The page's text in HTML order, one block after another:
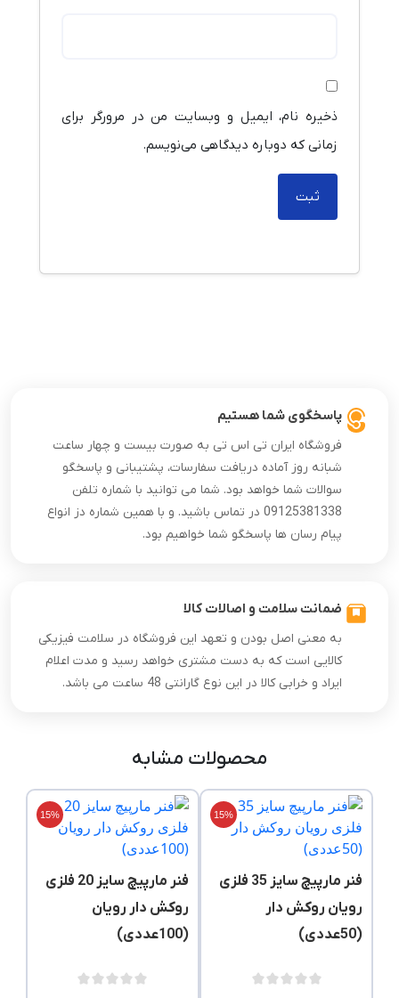
ذخیره نام، ایمیل و وبسایت من در مرورگر برای
زمانی که دوباره دیدگاهی می‌نویسم.
پاسخگوی شما هستیم
فروشگاه ایران تی اس تی به صورت بیست و چهار ساعت
شبانه روز آماده دریافت سفارسات، پشتیبانی و پاسخگو
سوالات شما خواهد بود. شما می توانید با شماره تلفن
09125381338 در تماس باشید. و با همین شماره دز انواع
پیام رسان ها پاسخگو شما خواهیم بود.
ضمانت سلامت و اصالات کالا
به معنی اصل بودن و تعهد این فروشگاه در سلامت فیزیکی
کالایی است که به دست مشتری خواهد رسید و مدت اعلام
ایراد و خرابی کالا در این نوع گارانتی 48 ساعت می باشد.
محصولات مشابه
15%
فنر مارپیچ سایز 35 فلزی
رویان روکش دار
(50عددی)
15%
فنر مارپیچ سایز 20 فلزی
روکش دار رویان
(100عددی)